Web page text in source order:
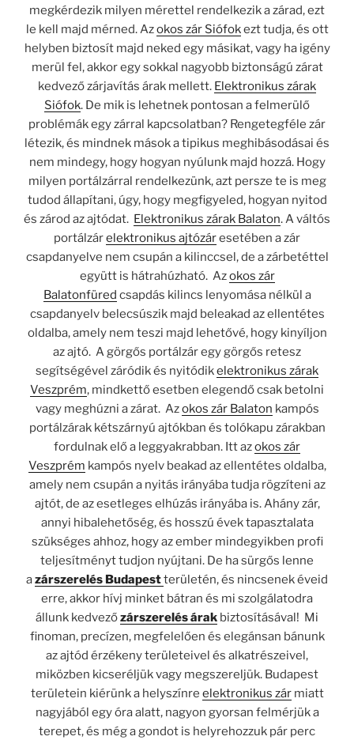
megkérdezik milyen mérettel rendelkezik a zárad, ezt
le kell majd mérned. Azokos zár Siófokezt tudja, és ott
helyben biztosít majd neked egy másikat, vagy ha igény
merül fel, akkor egy sokkal nagyobb biztonságú zárat
kedvező zárjavítás árak mellett. Elektronikus zárak
Siófok. De mik is lehetnek pontosan a felmerülő
problémák egy zárral kapcsolatban? Rengetegféle zár
létezik, és mindnek mások a tipikus meghibásodásai és
nem mindegy, hogy hogyan nyúlunk majd hozzá. Hogy
milyen portálzárral rendelkezünk, azt persze te is meg
tudod állapítani, úgy, hogy megfigyeled, hogyan nyitod
és zárod az ajtódat. Elektronikus zárak Balaton.A váltós
portálzárelektronikus ajtózáresetében a zár
csapdanyelve nem csupán a kilinccsel, de a zárbetéttel
együtt is hátrahúzható. Azokos zár
Balatonfüred csapdás kilincs lenyomása nélkül a
csapdanyelv belecsúszik majd beleakad az ellentétes
oldalba, amely nem teszi majd lehetővé, hogy kinyíljon
az ajtó. A görgős portálzár egy görgős retesz
segítségével záródik és nyitódikelektronikus zárak
Veszprém, mindkettő esetben elegendő csak betolni
vagy meghúzni a zárat. Azokos zár Balaton kampós
portálzárak kétszárnyú ajtókban és tolókapu zárakban
fordulnak elő a leggyakrabban. Itt azokos zár
Veszprém kampós nyelv beakad az ellentétes oldalba,
amely nem csupán a nyitás irányába tudja rögzíteni az
ajtót, de az esetleges elhúzás irányába is. Ahány zár,
annyi hibalehetőség, és hosszú évek tapasztalata
szükséges ahhoz, hogy az ember mindegyikben profi
teljesítményt tudjon nyújtani. De ha sürgős lenne
azárszerelés Budapestterületén, és nincsenek éveid
erre, akkor hívj minket bátran és mi szolgálatodra
állunk kedvezőzárszerelés árak biztosításával! Mi
finoman, precízen, megfelelően és elegánsan bánunk
az ajtód érzékeny területeivel és alkatrészeivel,
miközben kicseréljük vagy megszereljük. Budapest
területein kiérünk a helyszínre elektronikus zármiatt
nagyjából egy óra alatt, nagyon gyorsan felmérjük a
terepet, és még a gondot is helyrehozzuk pár perc